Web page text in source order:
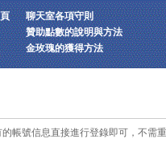
聊天室各項守則
贊助點數的說明與方法
金玫瑰的獲得方法
帳號信息直接進行登錄即可，不需